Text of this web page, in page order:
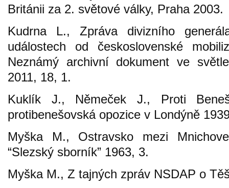
Británii za 2. světové války, Praha 2003.
Kudrna L., Zpráva divizního
událostech od československé
Neznámý archivní dokument ve
2011, 18, 1.
Kuklík J., Němeček J., Proti
protibenešovská opozice v Londýně
Myška M., Ostravsko mezi
“Slezský sborník” 1963, 3.
Myška M., Z tajných zpráv NSDAP o